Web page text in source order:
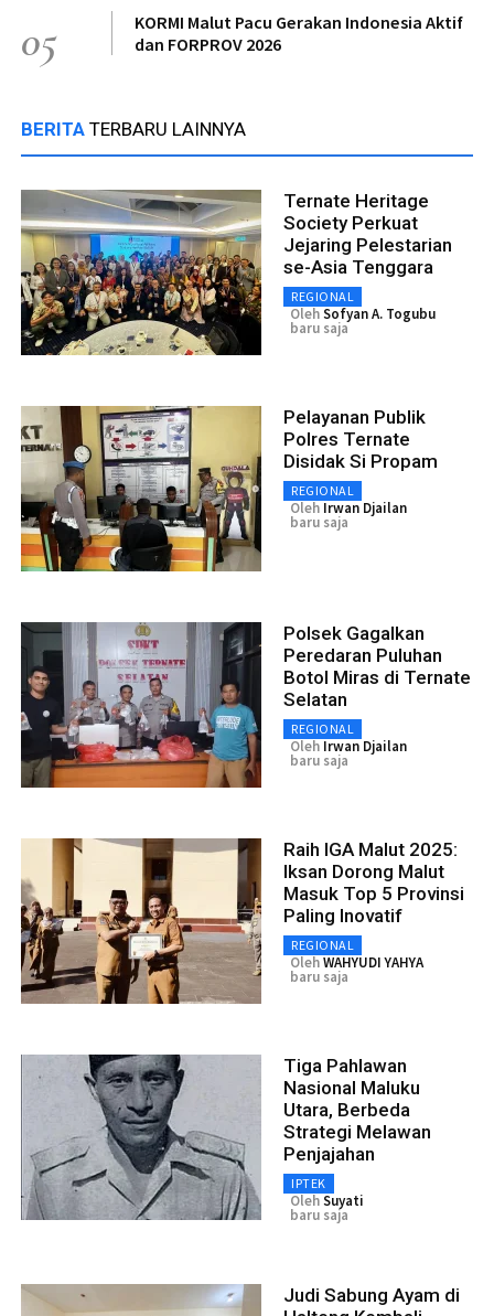
05
KORMI Malut Pacu Gerakan Indonesia Aktif
dan FORPROV 2026
BERITA TERBARU LAINNYA
Ternate Heritage
Society Perkuat
Jejaring Pelestarian
se-Asia Tenggara
REGIONAL
OlehSofyan A. Togubu
baru saja
Pelayanan Publik
Polres Ternate
Disidak Si Propam
REGIONAL
Oleh Irwan Djailan
baru saja
Polsek Gagalkan
Peredaran Puluhan
Botol Miras di Ternate
Selatan
REGIONAL
Oleh Irwan Djailan
baru saja
Raih IGA Malut 2025:
Iksan Dorong Malut
Masuk Top 5 Provinsi
Paling Inovatif
REGIONAL
OlehWAHYUDI YAHYA
baru saja
Tiga Pahlawan
Nasional Maluku
Utara, Berbeda
Strategi Melawan
Penjajahan
IPTEK
OlehSuyati
baru saja
Judi Sabung Ayam di